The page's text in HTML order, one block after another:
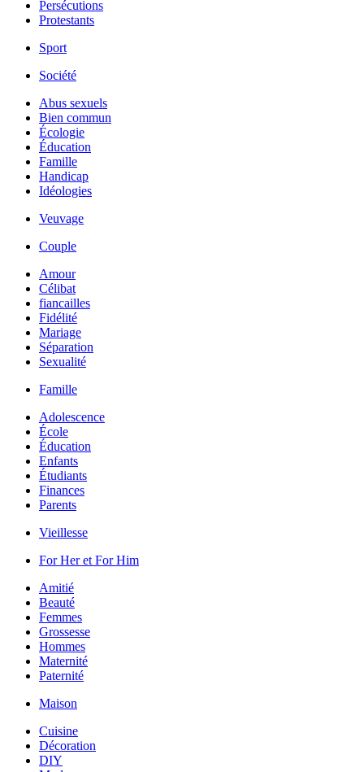
Persécutions
Protestants
Sport
Société
Abus sexuels
Bien commun
Écologie
Éducation
Famille
Handicap
Idéologies
Veuvage
Couple
Amour
Célibat
fiancailles
Fidélité
Mariage
Séparation
Sexualité
Famille
Adolescence
École
Éducation
Enfants
Étudiants
Finances
Parents
Vieillesse
For Her et For Him
Amitié
Beauté
Femmes
Grossesse
Hommes
Maternité
Paternité
Maison
Cuisine
Décoration
DIY